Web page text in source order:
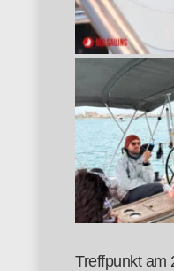
Treffpunkt am